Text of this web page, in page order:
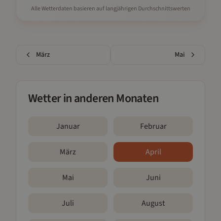
Alle Wetterdaten basieren auf langjährigen Durchschnittswerten
März Mai
Wetter in anderen Monaten
Januar Februar
März April
Mai Juni
Juli August